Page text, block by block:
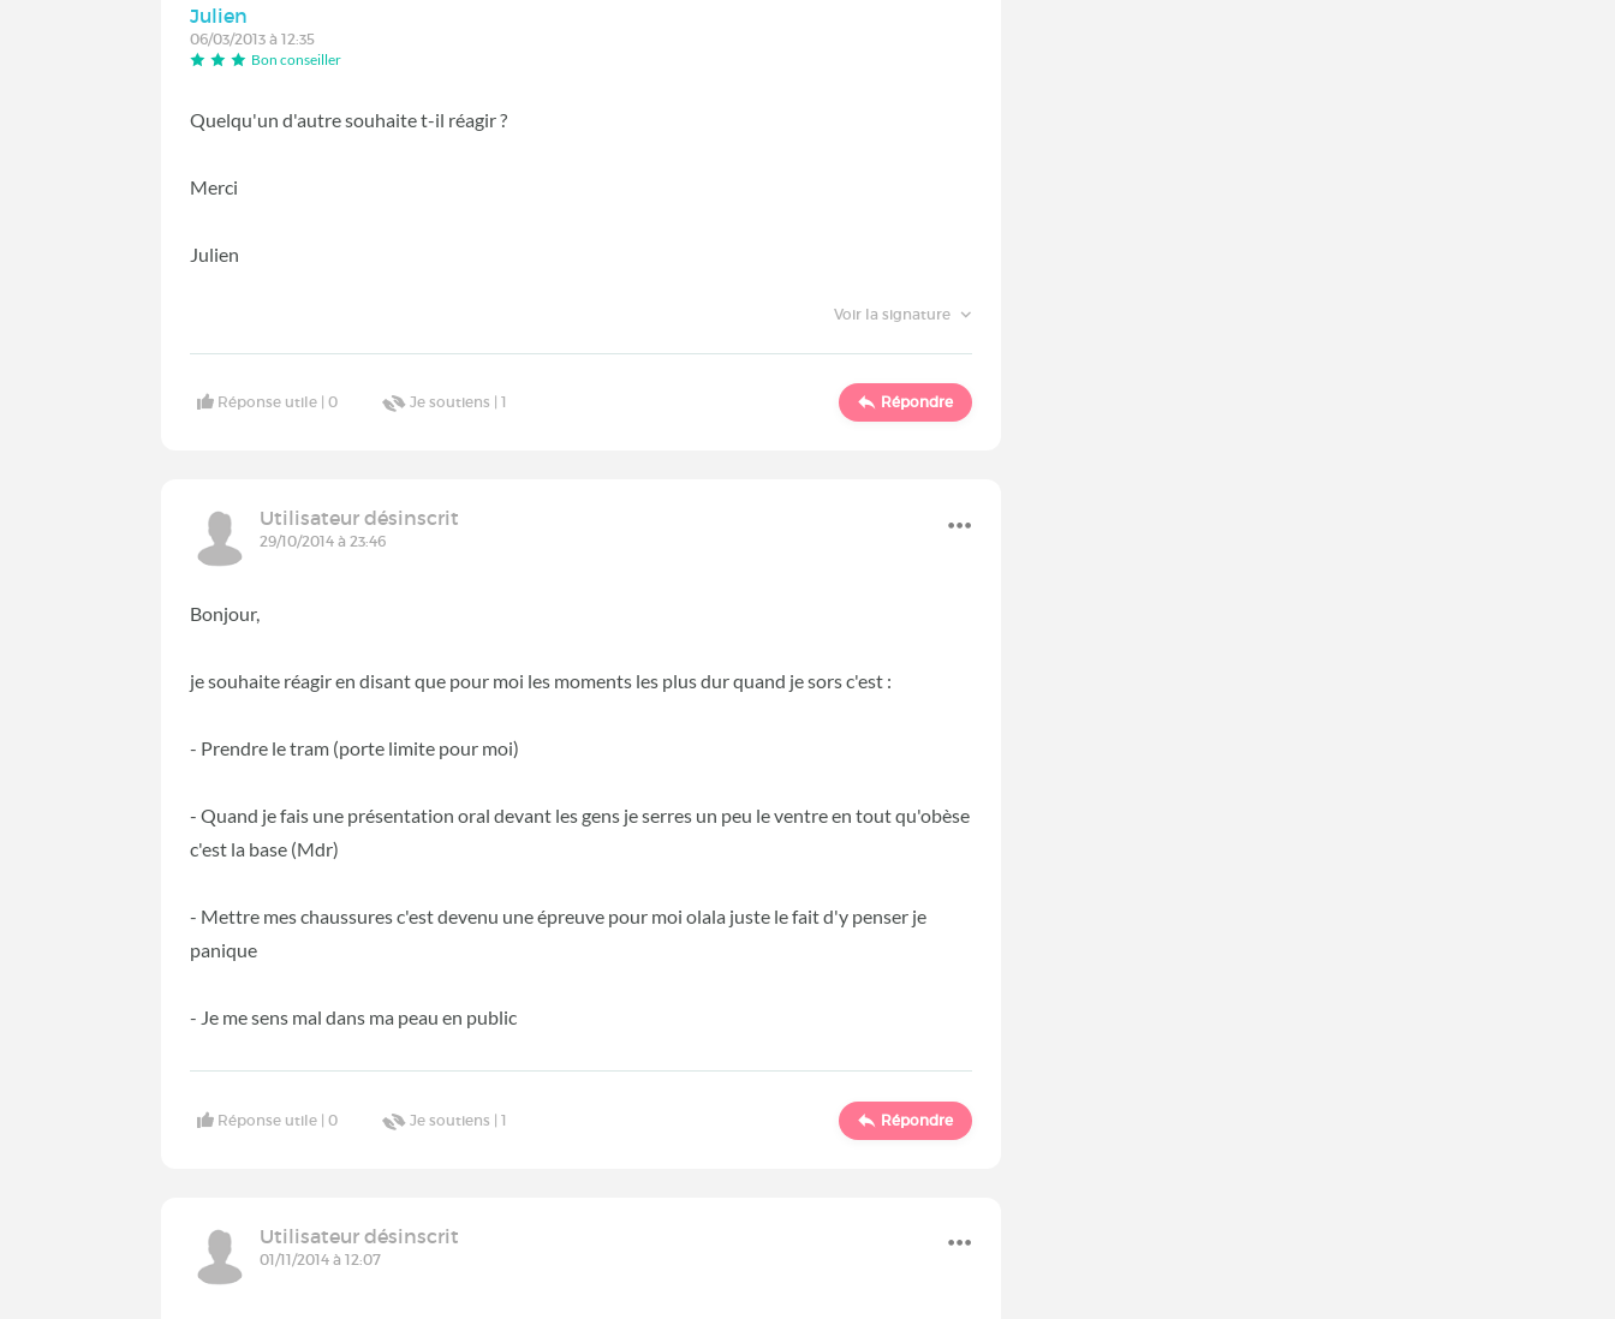
Julien
06/03/2013 à 12:35
Bon conseiller
Quelqu'un d'autre souhaite t-il réagir ?
Merci
Julien
Voir la signature
Réponse utile |0 Je soutiens |1 Répondre
Utilisateur désinscrit
29/10/2014 à 23:46
Bonjour,
je souhaite réagir en disant que pour moi les moments les plus dur quand je sors c'est :
- Prendre le tram (porte limite pour moi)
- Quand je fais une présentation oral devant les gens je serres un peu le ventre en tout qu'obèse
c'est la base (Mdr)
- Mettre mes chaussures c'est devenu une épreuve pour moi olala juste le fait d'y penser je
panique
- Je me sens mal dans ma peau en public
Réponse utile |0 Je soutiens |1 Répondre
Utilisateur désinscrit
01/11/2014 à 12:07